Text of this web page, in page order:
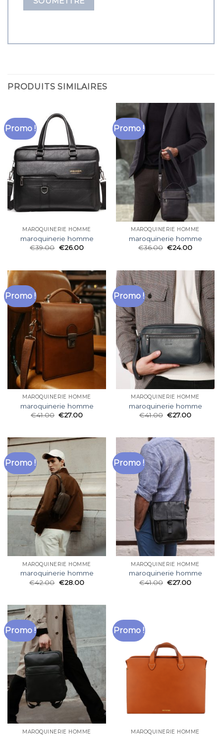
PRODUITS SIMILAIRES
Promo !
MAROQUINERIE HOMME
maroquinerie homme
€39.00 €26.00
Promo !
MAROQUINERIE HOMME
maroquinerie homme
€36.00 €24.00
Promo !
MAROQUINERIE HOMME
maroquinerie homme
€41.00 €27.00
Promo !
MAROQUINERIE HOMME
maroquinerie homme
€41.00 €27.00
Promo !
MAROQUINERIE HOMME
maroquinerie homme
€42.00 €28.00
Promo !
MAROQUINERIE HOMME
maroquinerie homme
€41.00 €27.00
Promo !
MAROQUINERIE HOMME
Promo !
MAROQUINERIE HOMME